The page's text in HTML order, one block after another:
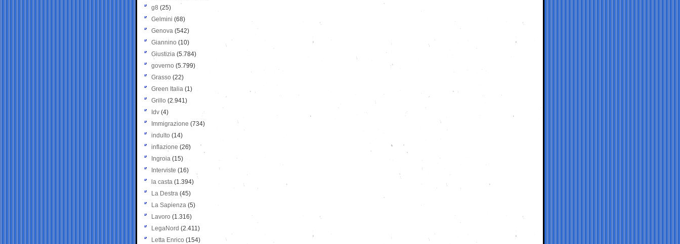
g8 (25)
Gelmini (68)
Genova (542)
Giannino (10)
Giustizia (5.784)
governo (5.799)
Grasso (22)
Green Italia (1)
Grillo (2.941)
Idv (4)
Immigrazione (734)
indulto (14)
inflazione (26)
Ingroia (15)
Interviste (16)
la casta (1.394)
La Destra (45)
La Sapienza (5)
Lavoro (1.316)
LegaNord (2.411)
Letta Enrico (154)